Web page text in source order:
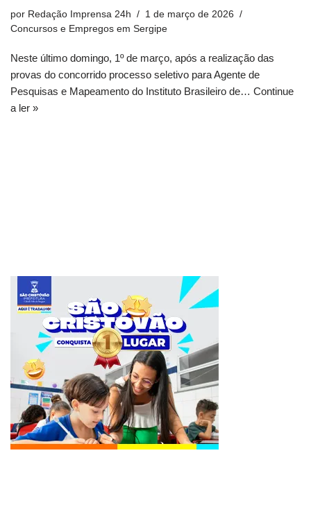
por Redação Imprensa 24h
1 de março de 2026
Concursos e Empregos em Sergipe
Neste último domingo, 1º de março, após a realização das
provas do concorrido processo seletivo para Agente de
Pesquisas e Mapeamento do Instituto Brasileiro de… Continue
a ler »